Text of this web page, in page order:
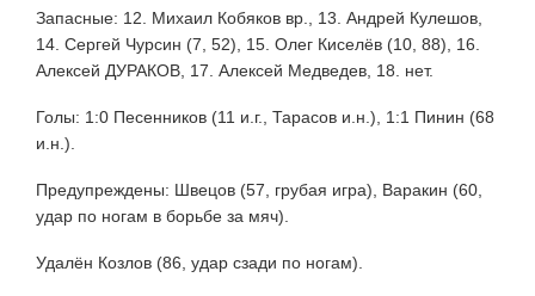
Запасные: 12. Михаил Кобяков вр., 13. Андрей Кулешов,
14. Сергей Чурсин (7, 52), 15. Олег Киселёв (10, 88), 16.
Алексей ДУРАКОВ, 17. Алексей Медведев, 18. нет.
Голы: 1:0 Песенников (11 и.г., Тарасов и.н.), 1:1 Пинин (68
и.н.).
Предупреждены: Швецов (57, грубая игра), Варакин (60,
удар по ногам в борьбе за мяч).
Удалён Козлов (86, удар сзади по ногам).